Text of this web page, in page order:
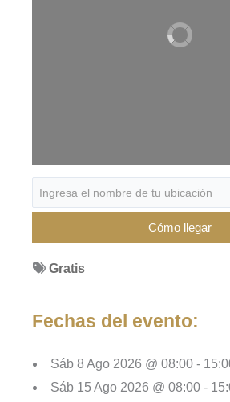
Gratis
Fechas del evento:
Sáb 8 Ago 2026 @ 08:00 -
Sáb 15 Ago 2026 @ 08:00 -